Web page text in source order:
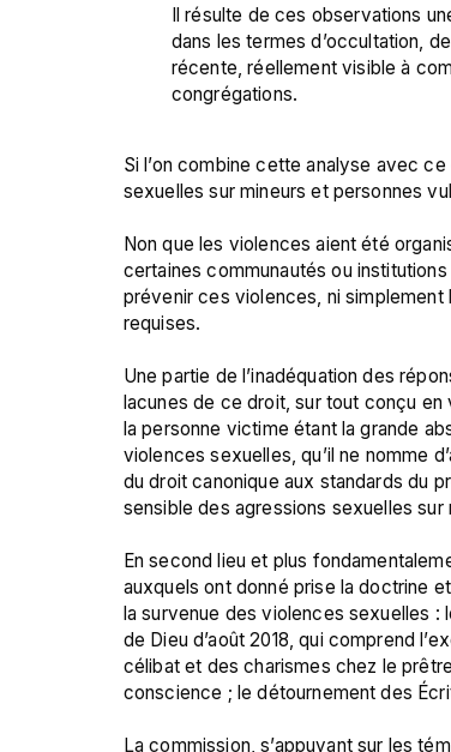
Il résulte de ces observations
dans les termes d’occultation,
récente, réellement visible à
congrégations.
Si l’on combine cette analyse avec
sexuelles sur mineurs et personnes
Non que les violences aient été
certaines communautés ou
prévenir ces violences, ni
requises.
Une partie de l’inadéquation des
lacunes de ce droit, sur tout conçu
la personne victime étant la grande
violences sexuelles, qu’il ne nomme
du droit canonique aux standards du
sensible des agressions sexuelles sur
En second lieu et plus
auxquels ont donné prise la doctrine
la survenue des violences sexuelles
de Dieu d’août 2018, qui comprend
célibat et des charismes chez le
conscience ; le détournement des
La commission, s’appuyant sur les